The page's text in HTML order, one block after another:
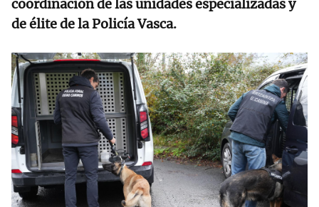
coordinación de las unidades especializadas y
de élite de la Policía Vasca.